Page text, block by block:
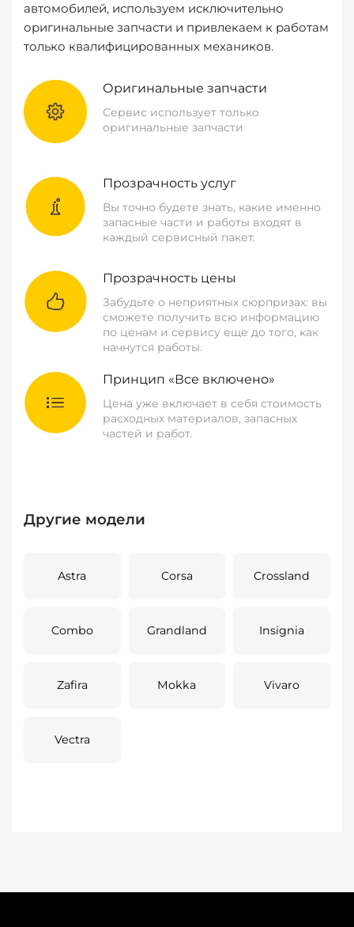
автомобилей, используем исключительно
оригинальные запчасти и привлекаем к работам
только квалифицированных механиков.
Оригинальные запчасти
Сервис использует только
оригинальные запчасти
Прозрачность услуг
Вы точно будете знать, какие именно
запасные части и работы входят в
каждый сервисный пакет.
Прозрачность цены
Забудьте о неприятных сюрпризах: вы
сможете получить всю информацию
по ценам и сервису еще до того, как
начнутся работы.
Принцип «Все включено»
Цена уже включает в себя стоимость
расходных материалов, запасных
частей и работ.
Другие модели
Astra Corsa Crossland
Combo Grandland Insignia
Zafira Mokka Vivaro
Vectra